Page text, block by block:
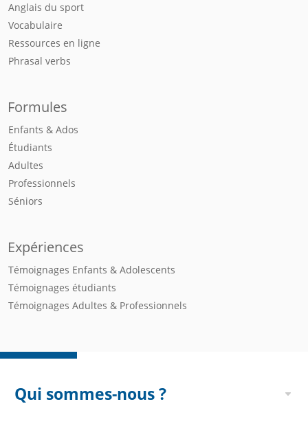
Anglais du sport
Vocabulaire
Ressources en ligne
Phrasal verbs
Formules
Enfants & Ados
Étudiants
Adultes
Professionnels
Séniors
Expériences
Témoignages Enfants & Adolescents
Témoignages étudiants
Témoignages Adultes & Professionnels
Qui sommes-nous ?